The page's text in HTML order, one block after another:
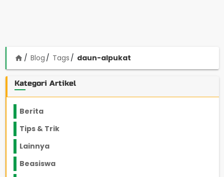
home Blog Tags daun-alpukat
Kategori Artikel
Berita
Tips & Trik
Lainnya
Beasiswa